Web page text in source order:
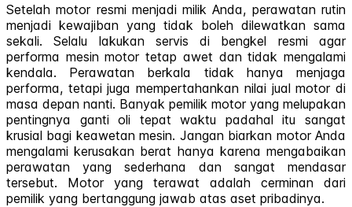
Setelah motor resmi menjadi milik Anda, perawatan rutin
menjadi kewajiban yang tidak boleh dilewatkan sama
sekali. Selalu lakukan servis di bengkel resmi agar
performa mesin motor tetap awet dan tidak mengalami
kendala. Perawatan berkala tidak hanya menjaga
performa, tetapi juga mempertahankan nilai jual motor di
masa depan nanti. Banyak pemilik motor yang melupakan
pentingnya ganti oli tepat waktu padahal itu sangat
krusial bagi keawetan mesin. Jangan biarkan motor Anda
mengalami kerusakan berat hanya karena mengabaikan
perawatan yang sederhana dan sangat mendasar
tersebut. Motor yang terawat adalah cerminan dari
pemilik yang bertanggung jawab atas aset pribadinya.